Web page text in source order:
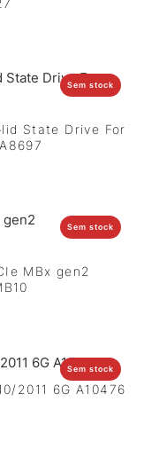
Sem stock
State Drive For
Sem stock
MBx gen2
Sem stock
2011 6G A10476